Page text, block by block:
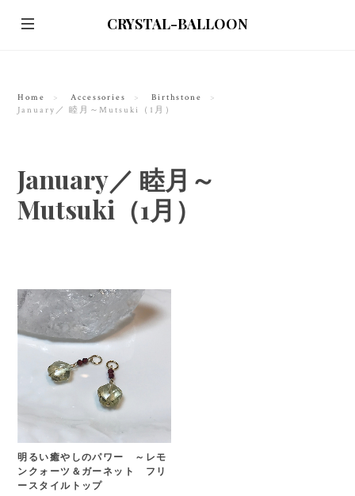
CRYSTAL-BALLOON
Home Accessories
Birthstone
January／ 睦月～Mutsuki（1月）
January／ 睦月～
Mutsuki（1月）
明るい癒やしのパワー ～レモ
ンクォーツ＆ガーネット フリ
ースタイルトップ